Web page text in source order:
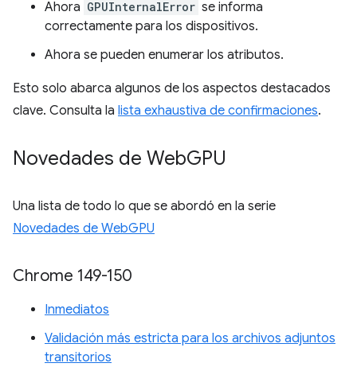
Ahora GPUInternalError se informa
correctamente para los dispositivos.
Ahora se pueden enumerar los atributos.
Esto solo abarca algunos de los aspectos destacados
clave. Consulta la lista exhaustiva de confirmaciones.
Novedades de WebGPU
Una lista de todo lo que se abordó en la serie
Novedades de WebGPU
Chrome 149-150
Inmediatos
Validación más estricta para los archivos adjuntos
transitorios